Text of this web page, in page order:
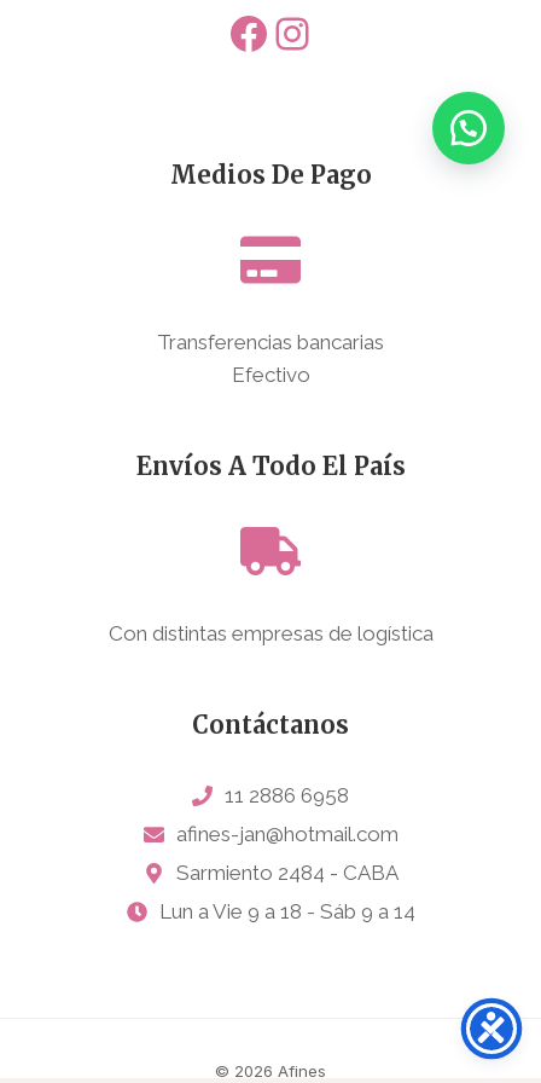
Facebook
Instagram
Medios De Pago
Transferencias bancarias
Efectivo
Envíos A Todo El País
Con distintas empresas de logística
Contáctanos
11 2886 6958
afines-jan@hotmail.com
Sarmiento 2484 - CABA
Lun a Vie 9 a 18 - Sáb 9 a 14
© 2026 Afines